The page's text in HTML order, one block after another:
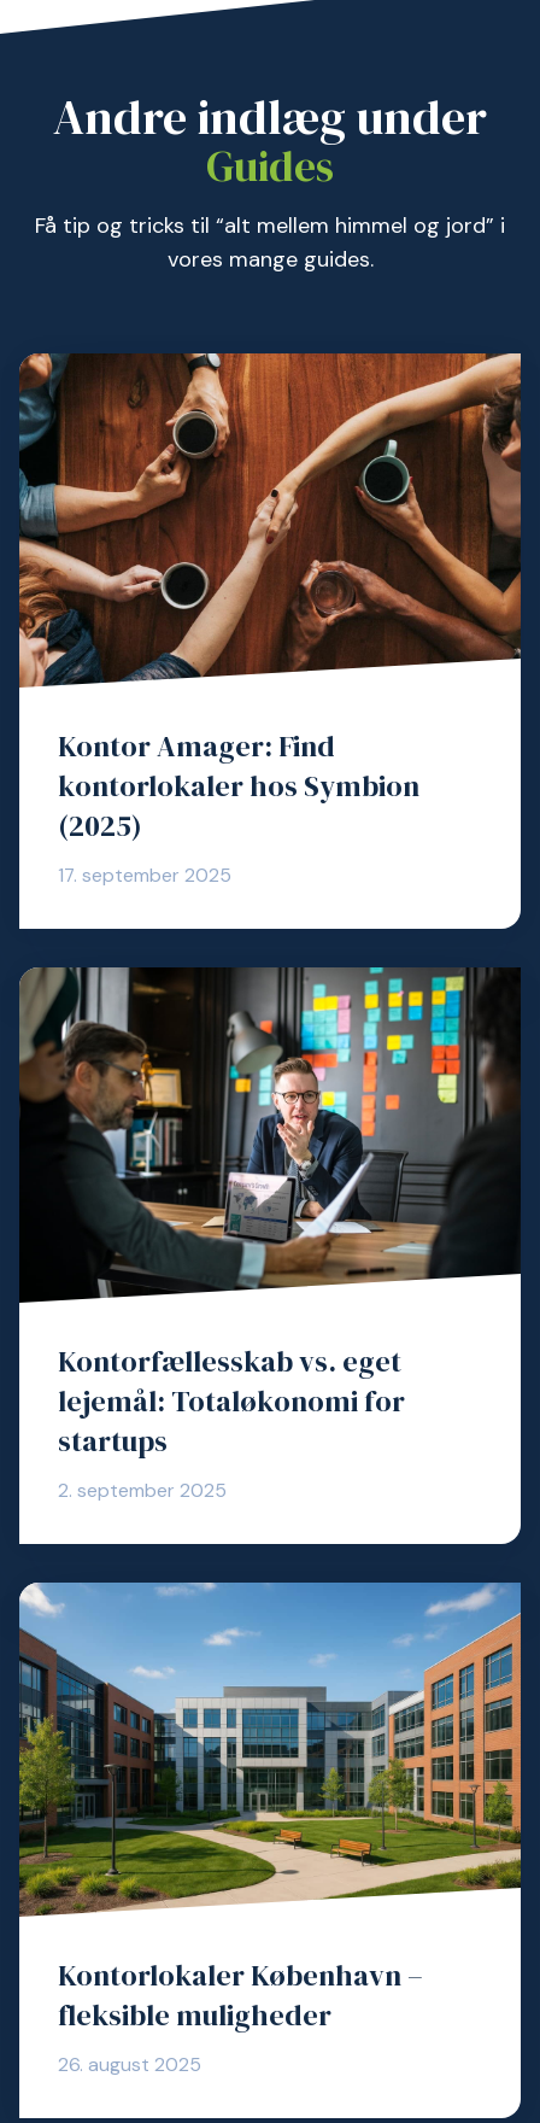
Andre indlæg under
Guides
Få tip og tricks til “alt mellem himmel og jord” i
vores mange guides.
Kontor Amager: Find
kontorlokaler hos Symbion
(2025)
17. september 2025
Kontorfællesskab vs. eget
lejemål: Totaløkonomi for
startups
2. september 2025
Kontorlokaler København –
fleksible muligheder
26. august 2025